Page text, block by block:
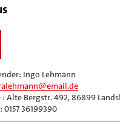
Ingo Lehmann
: Alte Bergstr. 492, 86899
0157 36199390